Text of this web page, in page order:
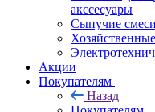
акссесуары
Сыпучие смеси
Акции
Покупателям
Назад